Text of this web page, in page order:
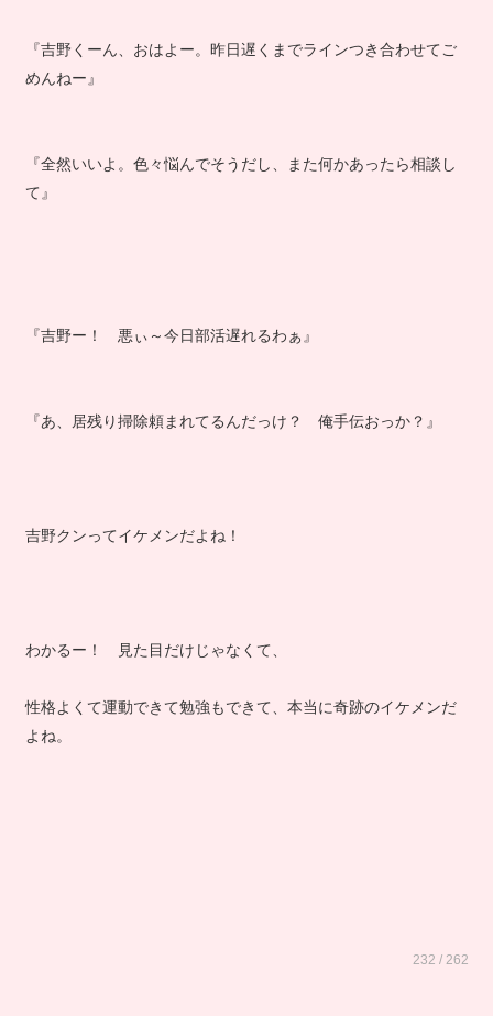
『吉野くーん、おはよー。昨日遅くまでラインつき合わせてご
めんねー』
『全然いいよ。色々悩んでそうだし、また何かあったら相談し
て』
『吉野ー！ 悪ぃ～今日部活遅れるわぁ』
『あ、居残り掃除頼まれてるんだっけ？ 俺手伝おっか？』
吉野クンってイケメンだよね！
わかるー！ 見た目だけじゃなくて、
性格よくて運動できて勉強もできて、本当に奇跡のイケメンだ
よね。
232 / 262